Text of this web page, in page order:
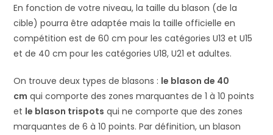
En fonction de votre niveau, la taille du blason (de la
cible) pourra être adaptée mais la taille officielle en
compétition est de 60 cm pour les catégories U13 et U15
et de 40 cm pour les catégories U18, U21 et adultes.
On trouve deux types de blasons : le blason de 40
cm qui comporte des zones marquantes de 1 à 10 points
et le blason trispots qui ne comporte que des zones
marquantes de 6 à 10 points. Par définition, un blason